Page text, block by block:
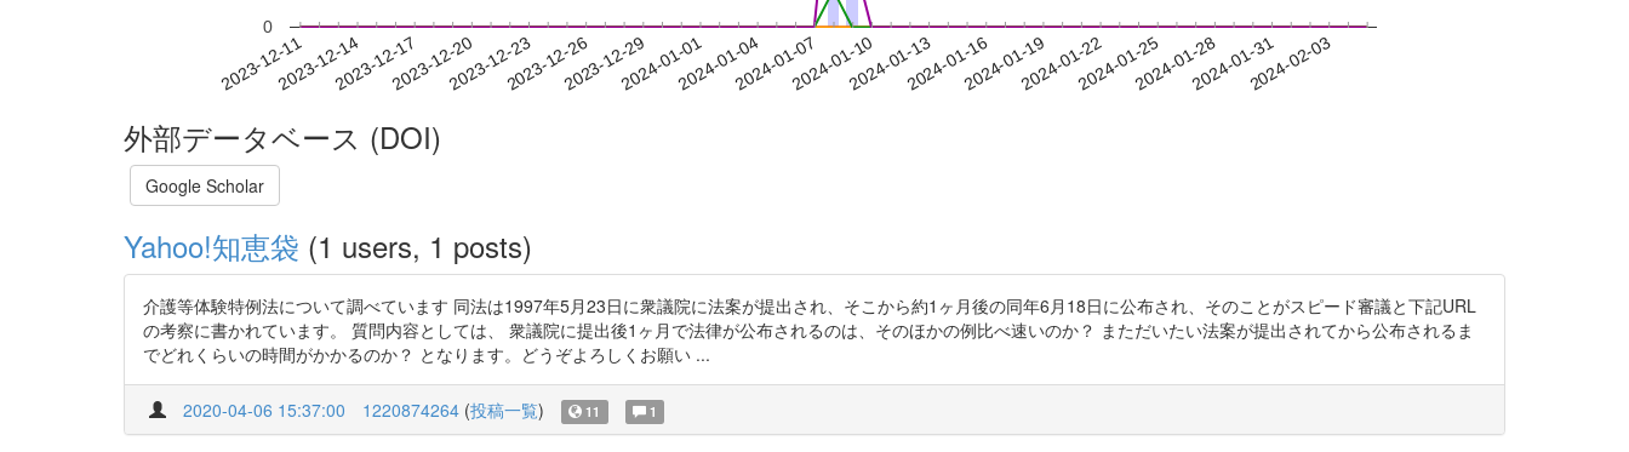
2023-12-112023-12-142023-12-172023-12-202023-12-232023-12-262023-12-292024-01-012024-01-042024-01-072024-01-102024-01-132024-01-162024-01-192024-01-222024-01-252024-01-282024-01-312024-02-03
0
外部データベース (DOI)
Google Scholar
Yahoo!知恵袋 (1 users, 1 posts)
介護等体験特例法について調べています 同法は1997年5月23日に衆議院に法案が提出され、そこから約1ヶ月後の同年6月18日に公布され、そのことがスピード審議と下記URL
の考察に書かれています。 質問内容としては、 衆議院に提出後1ヶ月で法律が公布されるのは、そのほかの例比べ速いのか？ まただいたい法案が提出されてから公布されるま
でどれくらいの時間がかかるのか？ となります。どうぞよろしくお願い ...
2020-04-06 15:37:00 1220874264 (投稿一覧) 11 1